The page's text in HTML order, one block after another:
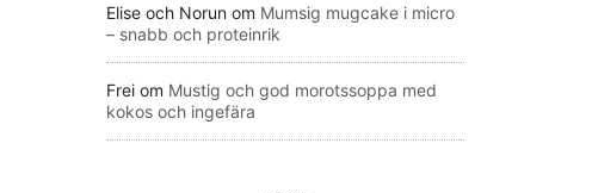
Elise och Norun om Mumsig mugcake i micro
– snabb och proteinrik
Frei om Mustig och god morotssoppa med
kokos och ingefära